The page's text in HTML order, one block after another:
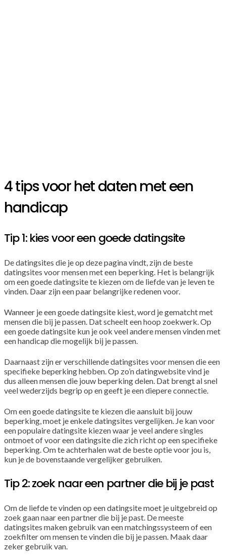
4 tips voor het daten met een
handicap
Tip 1: kies voor een goede datingsite
De datingsites die je op deze pagina vindt, zijn de beste
datingsites voor mensen met een beperking. Het is belangrijk
om een goede datingsite te kiezen om de liefde van je leven te
vinden. Daar zijn een paar belangrijke redenen voor.
Wanneer je een goede datingsite kiest, word je gematcht met
mensen die bij je passen. Dat scheelt een hoop zoekwerk. Op
een goede datingsite kun je ook veel andere mensen vinden met
een handicap die mogelijk bij je passen.
Daarnaast zijn er verschillende datingsites voor mensen die een
specifieke beperking hebben. Op zo’n datingwebsite vind je
dus alleen mensen die jouw beperking delen. Dat brengt al snel
veel wederzijds begrip op en geeft je een diepere connectie.
Om een goede datingsite te kiezen die aansluit bij jouw
beperking, moet je enkele datingsites vergelijken. Je kan voor
een populaire datingsite kiezen waar je veel andere singles
ontmoet of voor een datingsite die zich richt op een specifieke
beperking. Om te achterhalen wat de beste optie voor jou is,
kun je de bovenstaande vergelijker gebruiken.
Tip 2: zoek naar een partner die bij je past
Om de liefde te vinden op een datingsite moet je uitgebreid op
zoek gaan naar een partner die bij je past. De meeste
datingsites maken gebruik van een matchingssysteem of een
zoekfilter om mensen te vinden die bij je passen. Maak daar
zeker gebruik van.